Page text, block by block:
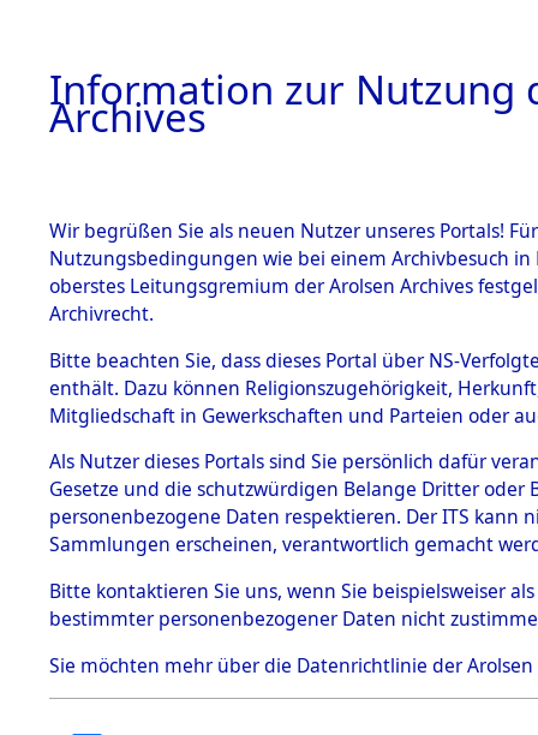
BESTÄNDE
1.
mente
5. Verschiedenes
5.3
Todesmärsche
5.3.1 Alliierte
Erhebungen
zu
Todesmärsch
en
5.3.2
0086
Information zur Nutzung
Archives
Wir begrüßen Sie als neuen Nutzer unseres Portals!
Nutzungsbedingungen wie bei einem Archivbesuch
oberstes Leitungsgremium der Arolsen Archives
Archivrecht.
Bitte beachten Sie, dass dieses Portal über NS-
enthält. Dazu können Religionszugehörigkeit,
Mitgliedschaft in Gewerkschaften und Parteien oder
Als Nutzer dieses Portals sind Sie persönlich dafür
Gesetze und die schutzwürdigen Belange Dritter
personenbezogene Daten respektieren. Der ITS
Sammlungen erscheinen, verantwortlich gemacht
Bitte kontaktieren Sie uns, wenn Sie beispielsweiser
bestimmter personenbezogener Daten nicht
Sie möchten mehr über die Datenrichtlinie der Arolsen